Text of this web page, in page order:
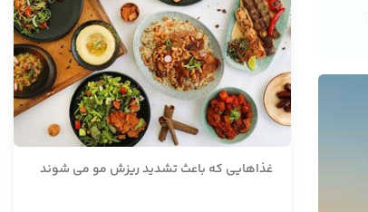
غذاهایی که باعث تشدید ریزش مو می شوند